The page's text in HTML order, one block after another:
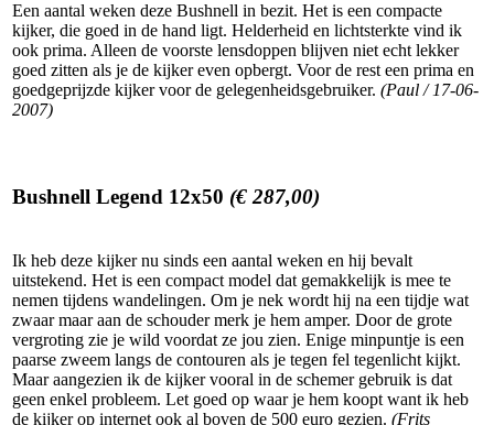
Een aantal weken deze Bushnell in bezit. Het is een compacte
kijker, die goed in de hand ligt. Helderheid en lichtsterkte vind ik
ook prima. Alleen de voorste lensdoppen blijven niet echt lekker
goed zitten als je de kijker even opbergt. Voor de rest een prima en
goedgeprijzde kijker voor de gelegenheidsgebruiker. (Paul / 17-06-
2007)
Bushnell Legend 12x50 (€ 287,00)
Ik heb deze kijker nu sinds een aantal weken en hij bevalt
uitstekend. Het is een compact model dat gemakkelijk is mee te
nemen tijdens wandelingen. Om je nek wordt hij na een tijdje wat
zwaar maar aan de schouder merk je hem amper. Door de grote
vergroting zie je wild voordat ze jou zien. Enige minpuntje is een
paarse zweem langs de contouren als je tegen fel tegenlicht kijkt.
Maar aangezien ik de kijker vooral in de schemer gebruik is dat
geen enkel probleem. Let goed op waar je hem koopt want ik heb
de kijker op internet ook al boven de 500 euro gezien. (Frits